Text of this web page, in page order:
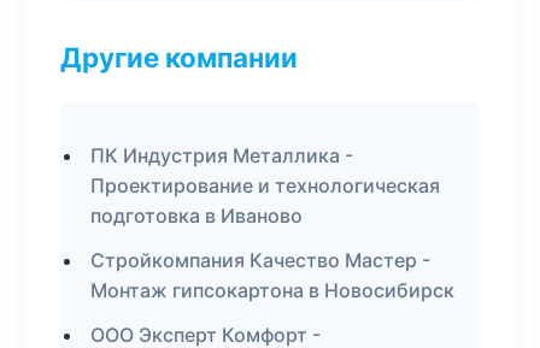
Другие компании
ПК Индустрия Металлика -
Проектирование и технологическая
подготовка в Иваново
Стройкомпания Качество Мастер -
Монтаж гипсокартона в Новосибирск
ООО Эксперт Комфорт -